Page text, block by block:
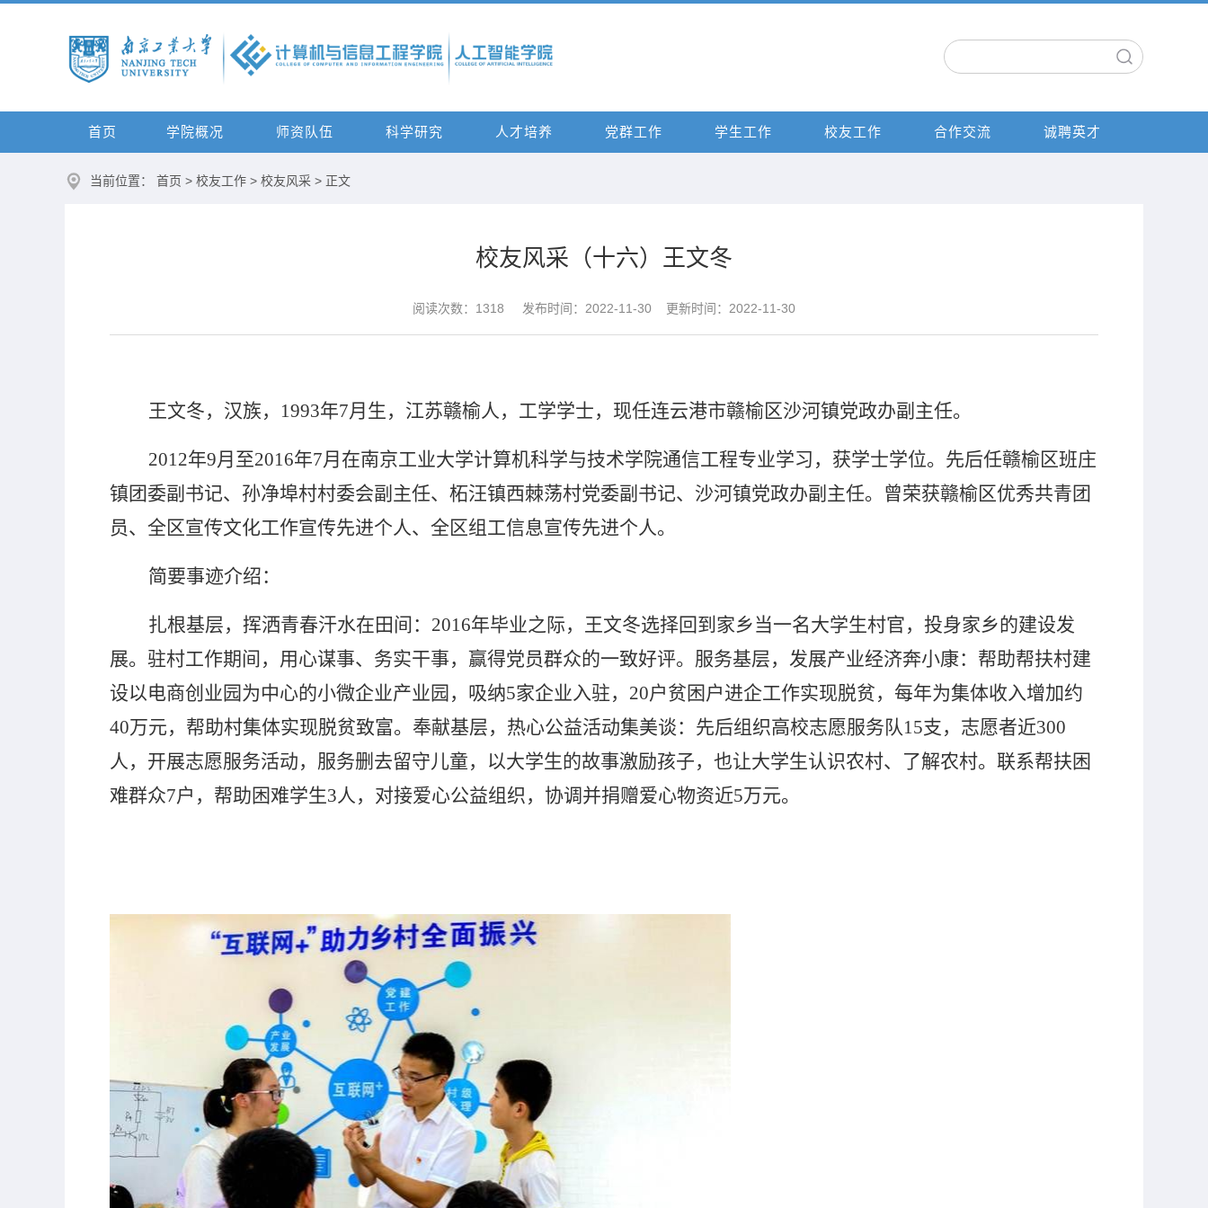
首页 学院概况 师资队伍 科学研究 人才培养 党群工作 学生工作 校友工作 合作交流 诚聘英才
当前位置： 首页 > 校友工作 > 校友风采 > 正文
校友风采（十六）王文冬
阅读次数： 1318 发布时间：2022-11-30 更新时间：2022-11-30
王文冬，汉族， 1993年7月生，江苏赣榆人，工学学士，现任连云港市赣榆区沙河镇党政办副主任。
2012年9月至2016年7月在南京工业大学计算机科学与技术学院通信工程专业学习，获学士学位。先后任赣榆区班庄
镇团委副书记、孙净埠村村委会副主任、柘汪镇西棘荡村党委副书记、沙河镇党政办副主任。曾荣获赣榆区优秀共青团
员、全区宣传文化工作宣传先进个人、全区组工信息宣传先进个人。
简要事迹介绍：
扎根基层，挥洒青春汗水在田间： 2016年毕业之际，王文冬选择回到家乡当一名大学生村官，投身家乡的建设发
展。驻村工作期间， 用心谋事、务实干事，赢得党员群众的一致好评。 服务基层，发展产业经济奔小康：帮助帮扶村建
设以电商创业园为中心的小微企业产业园，吸纳5家企业入驻， 20户贫困户进企工作实现脱贫，每年为集体收入增加约
40万元，帮助村集体实现脱贫致富。 奉献基层，热心公益活动集美谈：先后组织高校志愿服务队15支，志愿者近300
人，开展志愿服务活动，服务删去留守儿童，以大学生的故事激励孩子，也让大学生认识农村、了解农村。联系帮扶困
难群众7户，帮助困难学生3人，对接爱心公益组织，协调并捐赠爱心物资近5万元。